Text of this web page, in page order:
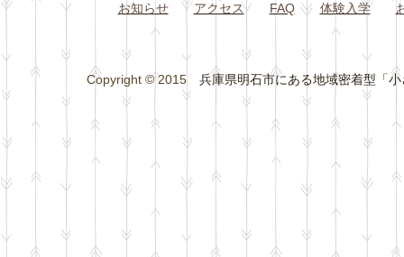
お知らせ
アクセス FAQ 体験入学
Copyright © 2015 兵庫県明石市にある地域密着型「